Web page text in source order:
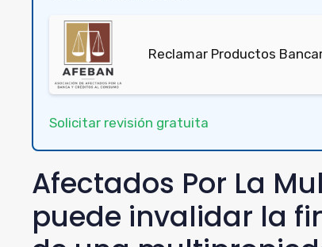
Reclamar Productos
Solicitar revisión gratuita
Afectados Por La
puede invalidar la